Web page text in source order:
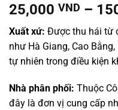
25,000 VND –
Xuất xứ: Được thu hái từ
như Hà Giang, Cao
tự nhiên trong điều kiện
Nhà phân phối: Thuộc
đây là đơn vị cung cấp